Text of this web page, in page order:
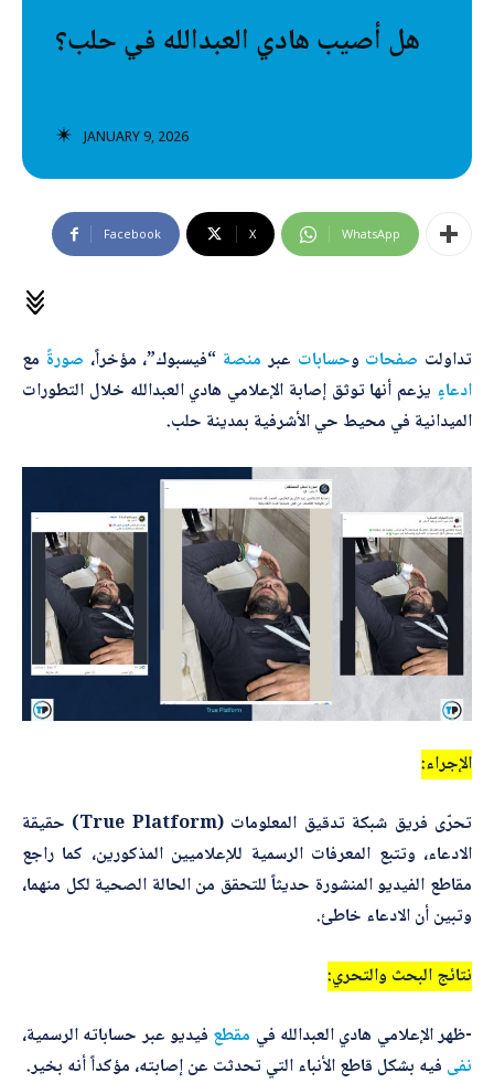
تصنيفات إضافية
رئيسية
اسم المصحّح*
بريدك الإلكتروني*
س
*
أرسل
هل أصيب هادي العبدالله في حلب؟
JANUARY 9, 2026
Facebook X WhatsApp
تداولت صفحات وحسابات عبر منصة “فيسبوك”، مؤخراً، صورةً مع
ادعاءٍ يزعم أنها توثق إصابة الإعلامي هادي العبدالله خلال التطورات
الميدانية في محيط حي الأشرفية بمدينة حلب.
الإجراء:
تحرّى فريق شبكة تدقيق المعلومات (True Platform) حقيقة
الادعاء، وتتبع المعرفات الرسمية للإعلاميين المذكورين، كما راجع
مقاطع الفيديو المنشورة حديثاً للتحقق من الحالة الصحية لكل منهما،
وتبين أن الادعاء خاطئ.
نتائج البحث والتحري:
-ظهر الإعلامي هادي العبدالله في مقطع فيديو عبر حساباته الرسمية،
نفى فيه بشكل قاطع الأنباء التي تحدثت عن إصابته، مؤكداً أنه بخير.